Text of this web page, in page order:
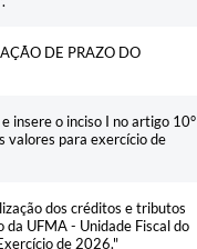
DE PRAZO DO
insere o inciso I no artigo 10°
valores para exercício de
dos créditos e tributos
da UFMA - Unidade Fiscal do
de 2026."